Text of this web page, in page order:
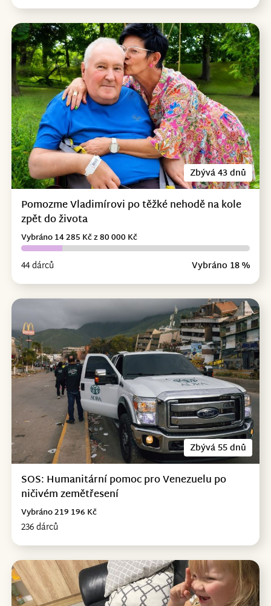
Zbývá 43 dnů
Pomozme Vladimírovi po těžké nehodě na kole
zpět do života
44 dárců Vybráno 18 %
Vybráno 14 285 Kč z 80 000 Kč
Zbývá 55 dnů
SOS: Humanitární pomoc pro Venezuelu po
ničivém zemětřesení
236 dárců
Vybráno 219 196 Kč